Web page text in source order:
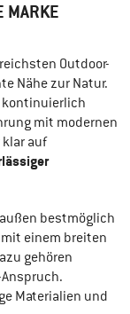
MARKE
Outdoor-
Nähe zur Natur.
kontinuierlich
mit modernen
klar auf
bestmöglich
einem breiten
gehören
Materialien und